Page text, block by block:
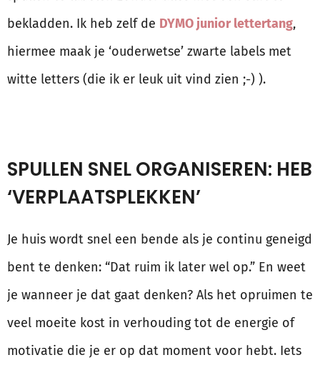
bekladden. Ik heb zelf de DYMO junior lettertang,
hiermee maak je ‘ouderwetse’ zwarte labels met
witte letters (die ik er leuk uit vind zien ;-) ).
SPULLEN SNEL ORGANISEREN: HEB
‘VERPLAATSPLEKKEN’
Je huis wordt snel een bende als je continu geneigd
bent te denken: “Dat ruim ik later wel op.” En weet
je wanneer je dat gaat denken? Als het opruimen te
veel moeite kost in verhouding tot de energie of
motivatie die je er op dat moment voor hebt. Iets